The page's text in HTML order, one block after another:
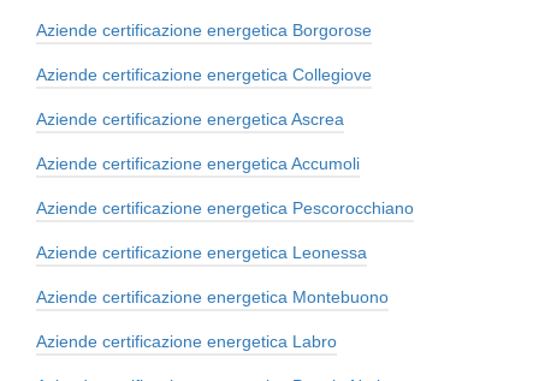
Aziende certificazione energetica Borgorose
Aziende certificazione energetica Collegiove
Aziende certificazione energetica Ascrea
Aziende certificazione energetica Accumoli
Aziende certificazione energetica Pescorocchiano
Aziende certificazione energetica Leonessa
Aziende certificazione energetica Montebuono
Aziende certificazione energetica Labro